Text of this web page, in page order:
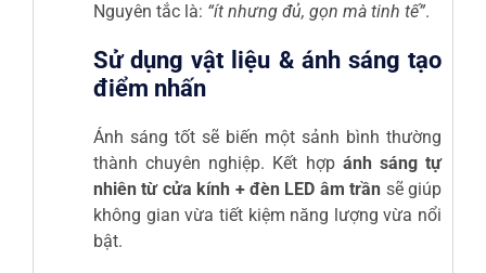
Nguyên tắc là: “ít nhưng đủ, gọn mà tinh tế”.
Sử dụng vật liệu & ánh sáng tạo
điểm nhấn
Ánh sáng tốt sẽ biến một sảnh bình thường
thành chuyên nghiệp. Kết hợp ánh sáng tự
nhiên từ cửa kính + đèn LED âm trần sẽ giúp
không gian vừa tiết kiệm năng lượng vừa nổi
bật.